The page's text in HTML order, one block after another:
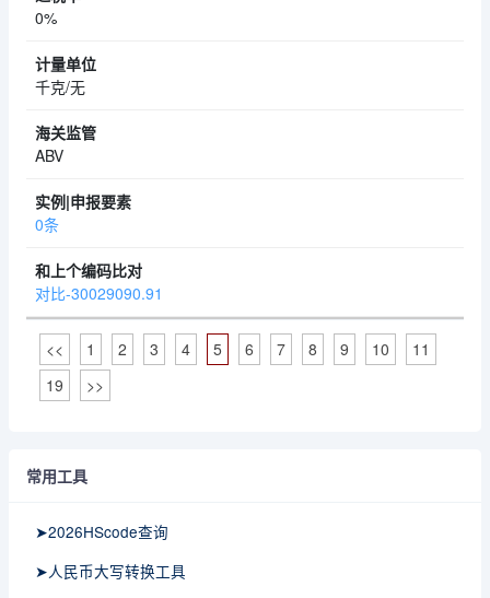
0%
千克/无
ABV
0条
对比-30029090.91
<< 1 2 3 4 5 6 7 8 9 10
11
19
>>
常用工具
➤2026HScode查询
➤人民币大写转换工具